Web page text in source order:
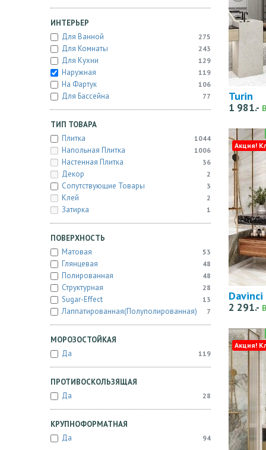
ИНТЕРЬЕР
Для Ванной
275
Для Комнаты 243
Для Кухни 129
Наружная 119
На Фартук 106
Для Бассейна 77
ТИП ТОВАРА
Плитка
1044
Напольная Плитка 1006
Настенная Плитка 36
Декор 2
Сопутствующие Товары 3
Клей 2
Затирка 1
ПОВЕРХНОСТЬ
Матовая
53
Глянцевая 48
Полированная 48
Структурная 28
Sugar-Effect 13
Лаппатированная(полуполированная) 7
МОРОЗОСТОЙКАЯ
Да
119
ПРОТИВОСКОЛЬЗЯЩАЯ
Да
28
КРУПНОФОРМАТНАЯ
Да
94
Turin
1 981.-
Davinci
2 291.-
Акция!
Акция!